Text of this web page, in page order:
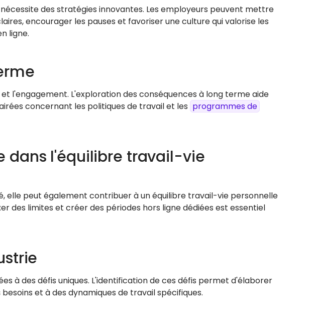
des stratégies innovantes. Les employeurs peuvent mettre
encourager les pauses et favoriser une culture qui valorise les
ligne.
l'engagement. L'exploration des conséquences à long terme aide
concernant les politiques de travail et les programmes de
dans l'équilibre travail-vie
elle peut également contribuer à un équilibre travail-vie personnelle
des limites et créer des périodes hors ligne dédiées est essentiel
à des défis uniques. L'identification de ces défis permet d'élaborer
et à des dynamiques de travail spécifiques.